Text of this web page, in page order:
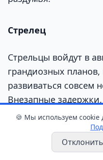
Стрелец
Стрельцы войдут в
грандиозных планов,
развиваться совсем
Внезапные
расписании и
событий могут
свободолюбивых
🍪 Мы используем cookie
Отклонить